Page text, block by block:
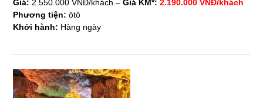
Giá:2.550.000 VNĐ/khách –Giá KM*:2.190.000 VNĐ/khách
Phương tiện:ôtô
Khởi hành: Hàng ngày